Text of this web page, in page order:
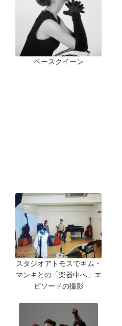
ベースクイーン
スタジオアトモスでキム・
マンキとの「楽器中へ」エ
ピソードの撮影